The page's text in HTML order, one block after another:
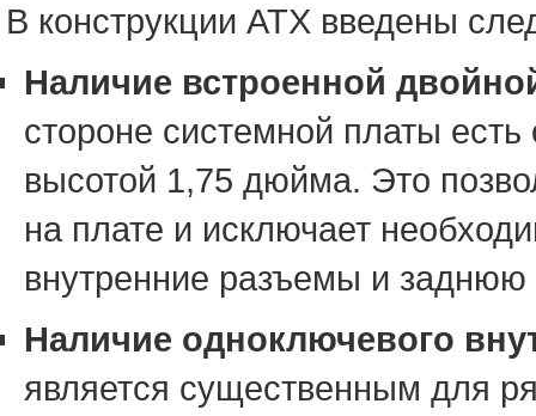
В конструкции ATX введены
Наличие встроенной
стороне системной платы
высотой 1,75 дюйма. Это
на плате и исключает
внутренние разъемы и заднюю
Наличие одноключевого
является существенным для